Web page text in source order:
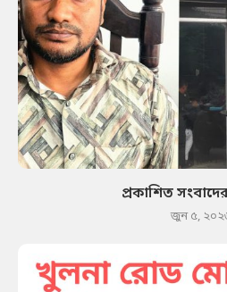
প্রকাশিত
জুন ৫,